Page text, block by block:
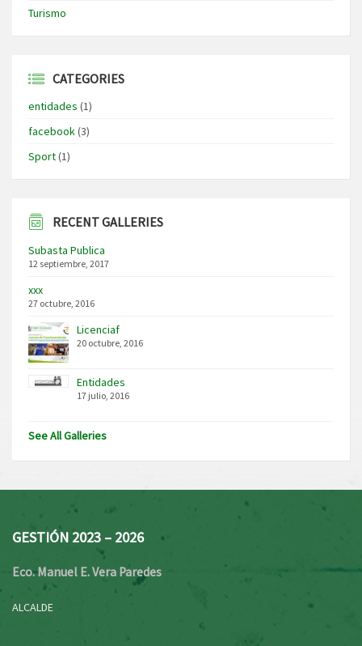
Turismo
CATEGORIES
entidades (1)
facebook(3)
Sport(1)
RECENT GALLERIES
Subasta Publica
12 septiembre, 2017
xxx
27 octubre, 2016
Licenciaf
20 octubre, 2016
Entidades
17 julio, 2016
See All Galleries
GESTIÓN 2023 – 2026
Eco. Manuel E. Vera Paredes
ALCALDE